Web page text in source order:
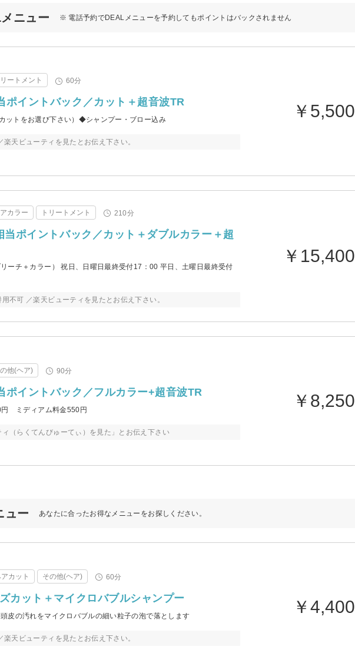
ニュー ※ 電話予約でDEALメニューを予約してもポイントはバックされません
リートメント 60分
ポイントバック／カット＋超音波TR
ットをお選び下さい）◆シャンプー・ブロー込み
天ビューティを見たとお伝え下さい。
￥5,500
カラー トリートメント 210分
ポイントバック／カット＋ダブルカラー＋超
ーチ＋カラー） 祝日、日曜日最終受付17：00 平日、土曜日最終受付
不可 ／楽天ビューティを見たとお伝え下さい。
￥15,400
他(ヘア) 90分
ポイントバック／フルカラー+超音波TR
ミディアム料金550円
（らくてんびゅーてぃ）を見た」とお伝え下さい
￥8,250
ュー あなたに合ったお得なメニューをお探しください。
カット その他(ヘア) 60分
カット＋マイクロバブルシャンプー
皮の汚れをマイクロバブルの細い粒子の泡で落とします
天ビューティを見たとお伝え下さい。
￥4,400